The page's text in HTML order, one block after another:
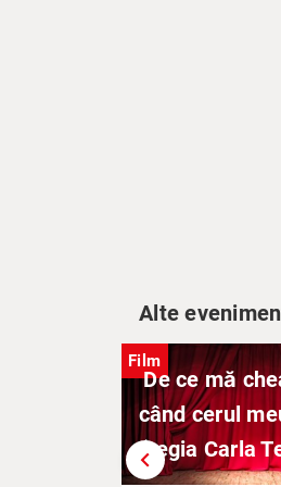
Alte
chevron_left
Film
De ce mă
când cerul
(regia Carla